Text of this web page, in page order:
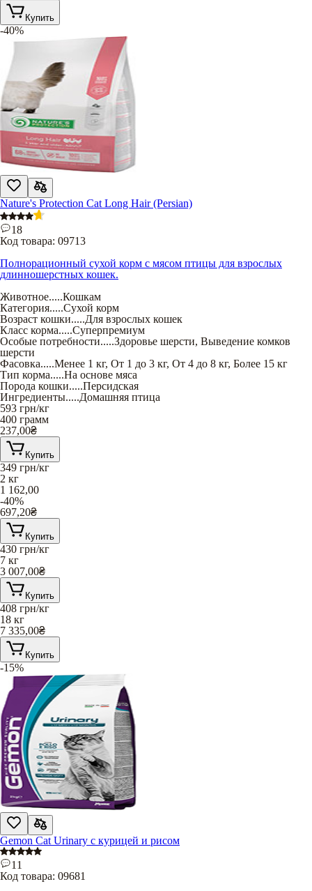
Купить
-40%
Nature's Protection Cat Long Hair (Persian)
18
Код товара: 09713
Полнорационный сухой корм с мясом птицы для взрослых
длинношерстных кошек.
Животное.....Кошкам
Категория.....Сухой корм
Возраст кошки.....Для взрослых кошек
Класс корма.....Суперпремиум
Особые потребности.....Здоровье шерсти, Выведение комков
шерсти
Фасовка.....Менее 1 кг, От 1 до 3 кг, От 4 до 8 кг, Более 15 кг
Тип корма.....На основе мяса
Порода кошки.....Персидская
Ингредиенты.....Домашняя птица
593 грн/кг
400 грамм
237,00₴
Купить
349 грн/кг
2 кг
1 162,00
-40%
697,20₴
Купить
430 грн/кг
7 кг
3 007,00₴
Купить
408 грн/кг
18 кг
7 335,00₴
Купить
-15%
Gemon Cat Urinary с курицей и рисом
11
Код товара: 09681